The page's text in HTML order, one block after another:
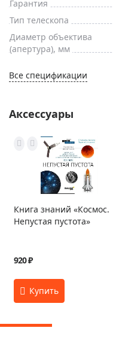
Гарантия
Тип телескопа
Диаметр объектива
(апертура), мм
Все спецификации
Аксессуары
Книга знаний «Космос.
Непустая пустота»
920 ₽